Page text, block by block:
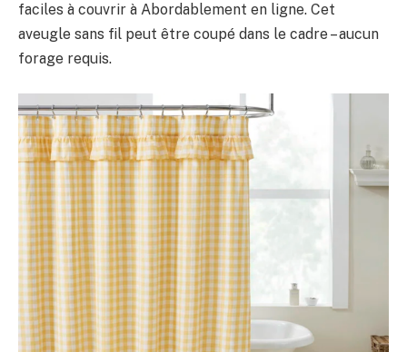
faciles à couvrir à Abordablement en ligne. Cet
aveugle sans fil peut être coupé dans le cadre – aucun
forage requis.